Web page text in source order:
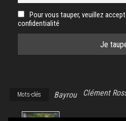
Pour vous tauper, veuillez
confidentialité
Mots-clés Bayrou Clément